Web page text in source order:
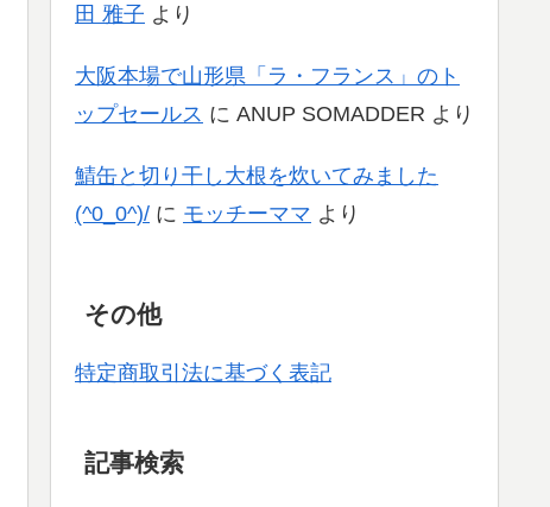
田 雅子 より
大阪本場で山形県「ラ・フランス」のト
ップセールス に ANUP SOMADDER より
鯖缶と切り干し大根を炊いてみました
(^0_0^)/ に モッチーママ より
その他
特定商取引法に基づく表記
記事検索